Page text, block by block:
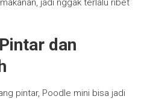
jadi nggak terlalu ribet
dan
pintar, Poodle mini bisa jadi